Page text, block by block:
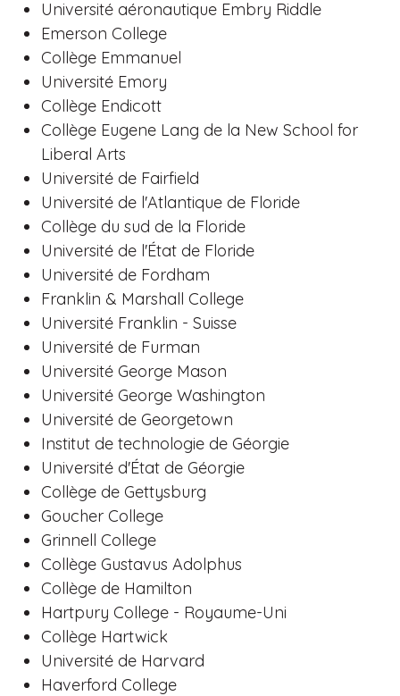
Université aéronautique Embry Riddle
Emerson College
Collège Emmanuel
Université Emory
Collège Endicott
Collège Eugene Lang de la New School for
Liberal Arts
Université de Fairfield
Université de l'Atlantique de Floride
Collège du sud de la Floride
Université de l'État de Floride
Université de Fordham
Franklin & Marshall College
Université Franklin - Suisse
Université de Furman
Université George Mason
Université George Washington
Université de Georgetown
Institut de technologie de Géorgie
Université d'État de Géorgie
Collège de Gettysburg
Goucher College
Grinnell College
Collège Gustavus Adolphus
Collège de Hamilton
Hartpury College - Royaume-Uni
Collège Hartwick
Université de Harvard
Haverford College